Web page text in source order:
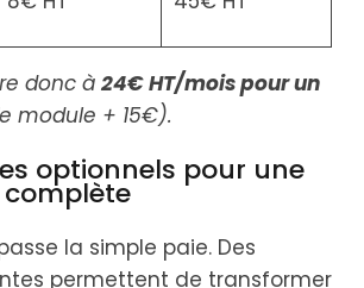
donc à 24€ HT/mois pour un
module + 15€).
optionnels pour une
la simple paie. Des
permettent de transformer